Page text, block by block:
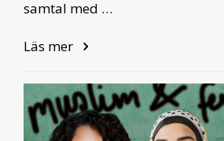
samtal med …
Läs mer